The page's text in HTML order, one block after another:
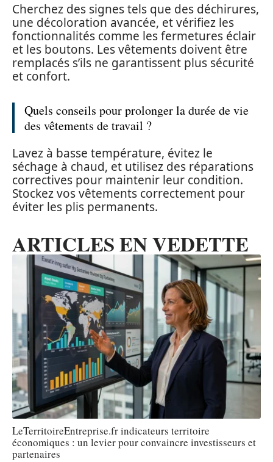
Cherchez des signes tels que des déchirures,
une décoloration avancée, et vérifiez les
fonctionnalités comme les fermetures éclair
et les boutons. Les vêtements doivent être
remplacés s’ils ne garantissent plus sécurité
et confort.
Quels conseils pour prolonger la durée de vie
des vêtements de travail ?
Lavez à basse température, évitez le
séchage à chaud, et utilisez des réparations
correctives pour maintenir leur condition.
Stockez vos vêtements correctement pour
éviter les plis permanents.
ARTICLES EN VEDETTE
LeTerritoireEntreprise.fr indicateurs territoire
économiques : un levier pour convaincre investisseurs et
partenaires